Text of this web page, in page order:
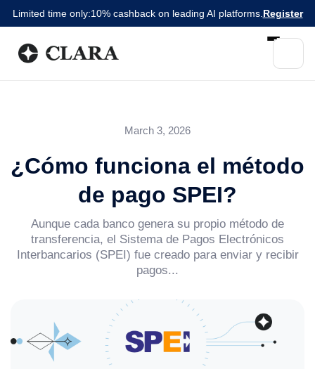
Limited time only:10% cashback on leading AI platforms. Register
March 3, 2026
¿Cómo funciona el método
de pago SPEI?
Aunque cada banco genera su propio método de
transferencia, el Sistema de Pagos Electrónicos
Interbancarios (SPEI) fue creado para enviar y recibir
pagos...